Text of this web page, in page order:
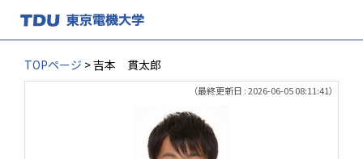
TOPページ > 吉本 貫太郎
（最終更新日 : 2026-06-05 08:11:41）